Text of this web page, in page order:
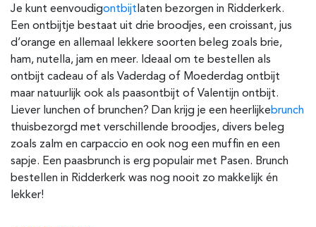
Je kunt eenvoudigontbijt laten bezorgen in Ridderkerk.
Een ontbijtje bestaat uit drie broodjes, een croissant, jus
d’orange en allemaal lekkere soorten beleg zoals brie,
ham, nutella, jam en meer. Ideaal om te bestellen als
ontbijt cadeau of als Vaderdag of Moederdag ontbijt
maar natuurlijk ook als paasontbijt of Valentijn ontbijt.
Liever lunchen of brunchen? Dan krijg je een heerlijkebrunch
thuisbezorgd met verschillende broodjes, divers beleg
zoals zalm en carpaccio en ook nog een muffin en een
sapje. Een paasbrunch is erg populair met Pasen. Brunch
bestellen in Ridderkerk was nog nooit zo makkelijk én
lekker!